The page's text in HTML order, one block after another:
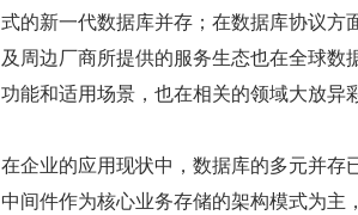
式的新一代数据库并存；在数据库协议方
及周边厂商所提供的服务生态也在全球
功能和适用场景，也在相关的领域大放异彩
在企业的应用现状中，数据库的多元并存
中间件作为核心业务存储的架构模式为